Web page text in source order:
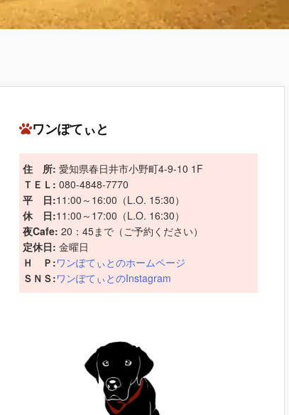
ワンぽてぃと
住 所: 愛知県春日井市小野町4-9-10 1F
ＴＥＬ: 080-4848-7770
平 日:11:00～16:00（L.O. 15:30）
休 日:11:00～17:00（L.O. 16:30）
夜Cafe: 20：45まで（ご予約ください）
定休日: 金曜日
Ｈ Ｐ:ワンぽてぃとのホームページ
ＳＮＳ:ワンぽてぃとのInstagram